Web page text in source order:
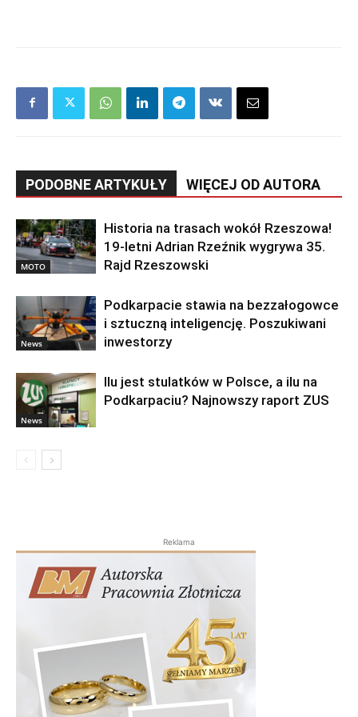
PODOBNE ARTYKUŁY WIĘCEJ OD AUTORA
MOTO
Historia na trasach wokół Rzeszowa!
19-letni Adrian Rzeźnik wygrywa 35.
Rajd Rzeszowski
News
Podkarpacie stawia na bezzałogowce
i sztuczną inteligencję. Poszukiwani
inwestorzy
News
Ilu jest stulatków w Polsce, a ilu na
Podkarpaciu? Najnowszy raport ZUS
Reklama